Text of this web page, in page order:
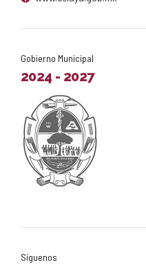
Gobierno Municipal
2024 - 2027
Síguenos